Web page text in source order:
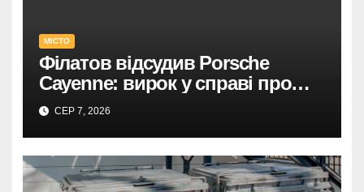
договором на
відеоспостереження після
зірваних торгів.
Дніпро: 735 тис. на
відеоспостереження за прямим
договором після невдалих
торгів.
МІСТО
Філатов відсудив Porsche
Cayenne: вирок у справі про
фейк.
СЕР 7, 2026